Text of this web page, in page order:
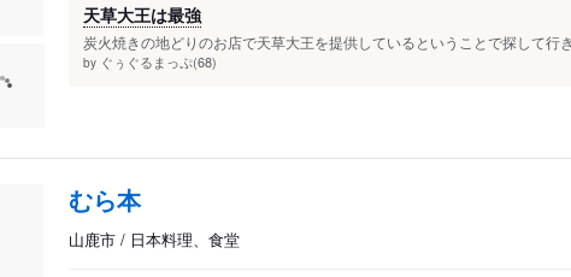
天草大王は最強
炭火焼きの地どりのお店で天草大王を提供しているということで探して行
by ぐぅぐるまっぷ(68)
むら本
山鹿市 / 日本料理、食堂